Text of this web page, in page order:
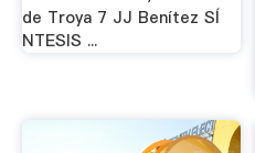
de Troya 7 JJ Benítez SÍ
NTESIS ...